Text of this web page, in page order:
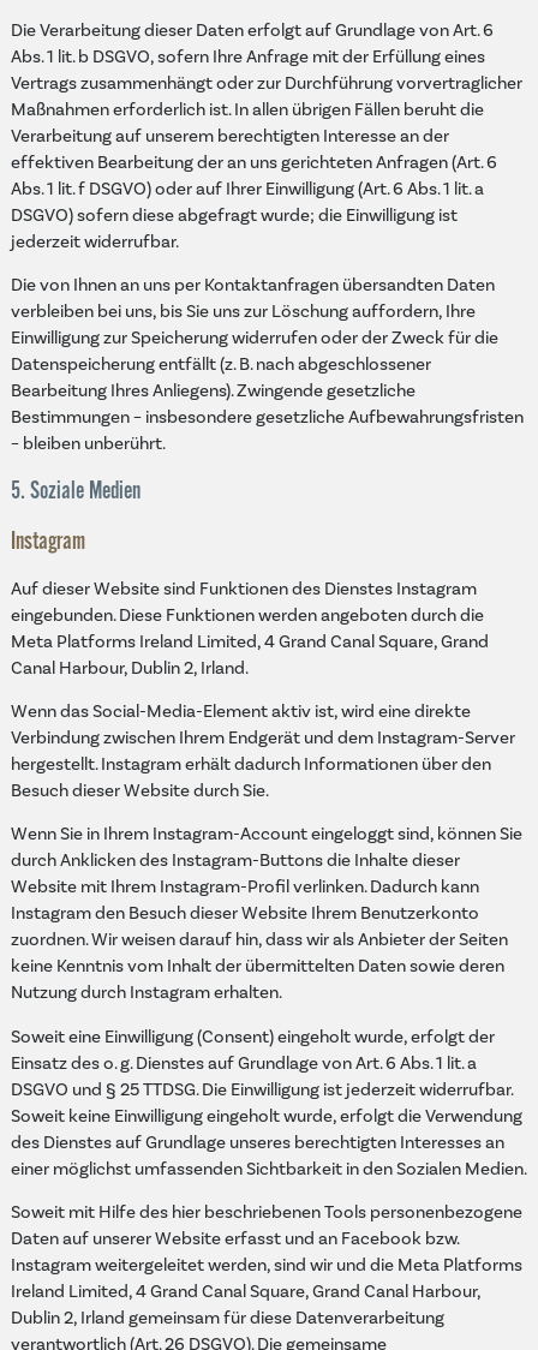
Die Verarbeitung dieser Daten erfolgt auf Grundlage von Art. 6
Abs. 1 lit. b DSGVO, sofern Ihre Anfrage mit der Erfüllung eines
Vertrags zusammenhängt oder zur Durchführung vorvertraglicher
Maßnahmen erforderlich ist. In allen übrigen Fällen beruht die
Verarbeitung auf unserem berechtigten Interesse an der
effektiven Bearbeitung der an uns gerichteten Anfragen (Art. 6
Abs. 1 lit. f DSGVO) oder auf Ihrer Einwilligung (Art. 6 Abs. 1 lit. a
DSGVO) sofern diese abgefragt wurde; die Einwilligung ist
jederzeit widerrufbar.
Die von Ihnen an uns per Kontaktanfragen übersandten Daten
verbleiben bei uns, bis Sie uns zur Löschung auffordern, Ihre
Einwilligung zur Speicherung widerrufen oder der Zweck für die
Datenspeicherung entfällt (z. B. nach abgeschlossener
Bearbeitung Ihres Anliegens). Zwingende gesetzliche
Bestimmungen – insbesondere gesetzliche Aufbewahrungsfristen
– bleiben unberührt.
5. Soziale Medien
Instagram
Auf dieser Website sind Funktionen des Dienstes Instagram
eingebunden. Diese Funktionen werden angeboten durch die
Meta Platforms Ireland Limited, 4 Grand Canal Square, Grand
Canal Harbour, Dublin 2, Irland.
Wenn das Social-Media-Element aktiv ist, wird eine direkte
Verbindung zwischen Ihrem Endgerät und dem Instagram-Server
hergestellt. Instagram erhält dadurch Informationen über den
Besuch dieser Website durch Sie.
Wenn Sie in Ihrem Instagram-Account eingeloggt sind, können Sie
durch Anklicken des Instagram-Buttons die Inhalte dieser
Website mit Ihrem Instagram-Profil verlinken. Dadurch kann
Instagram den Besuch dieser Website Ihrem Benutzerkonto
zuordnen. Wir weisen darauf hin, dass wir als Anbieter der Seiten
keine Kenntnis vom Inhalt der übermittelten Daten sowie deren
Nutzung durch Instagram erhalten.
Soweit eine Einwilligung (Consent) eingeholt wurde, erfolgt der
Einsatz des o. g. Dienstes auf Grundlage von Art. 6 Abs. 1 lit. a
DSGVO und § 25 TTDSG. Die Einwilligung ist jederzeit widerrufbar.
Soweit keine Einwilligung eingeholt wurde, erfolgt die Verwendung
des Dienstes auf Grundlage unseres berechtigten Interesses an
einer möglichst umfassenden Sichtbarkeit in den Sozialen Medien.
Soweit mit Hilfe des hier beschriebenen Tools personenbezogene
Daten auf unserer Website erfasst und an Facebook bzw.
Instagram weitergeleitet werden, sind wir und die Meta Platforms
Ireland Limited, 4 Grand Canal Square, Grand Canal Harbour,
Dublin 2, Irland gemeinsam für diese Datenverarbeitung
verantwortlich (Art. 26 DSGVO). Die gemeinsame